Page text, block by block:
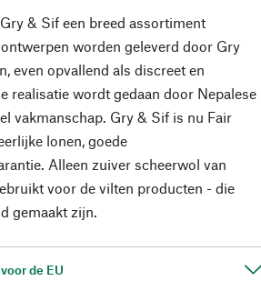
& Sif een breed assortiment
worden geleverd door Gry
even opvallend als discreet en
realisatie wordt gedaan door Nepalese
vakmanschap. Gry & Sif is nu Fair
lonen, goede
Alleen zuiver scheerwol van
voor de vilten producten - die
gemaakt zijn.
de EU